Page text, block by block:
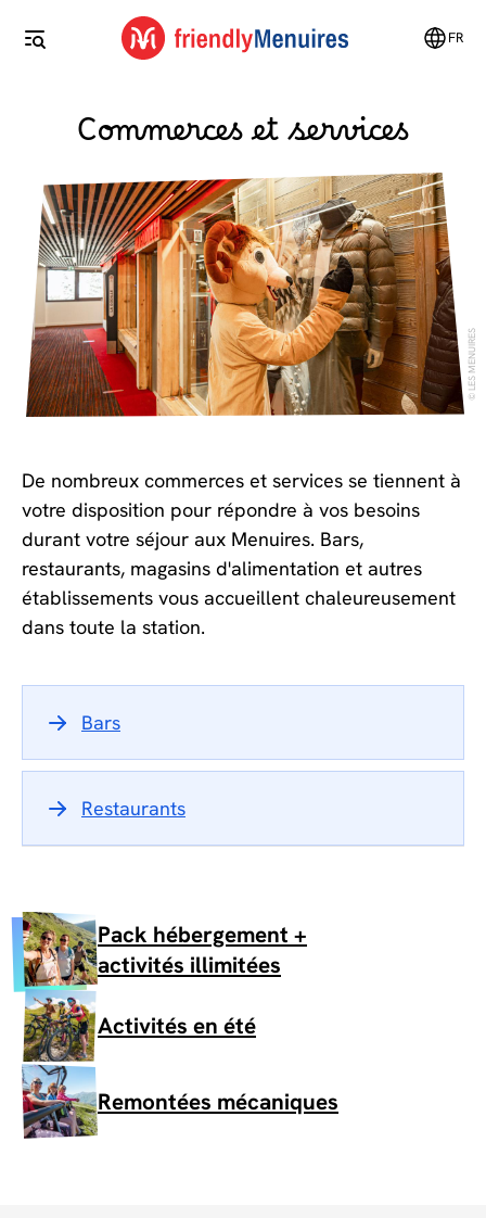
FR
Commerces et services
LES MENUIRES
De nombreux commerces et services se tiennent à
votre disposition pour répondre à vos besoins
durant votre séjour aux Menuires. Bars,
restaurants, magasins d'alimentation et autres
établissements vous accueillent chaleureusement
dans toute la station.
Bars
Restaurants
Pack hébergement +
activités illimitées
Activités en été
Remontées mécaniques